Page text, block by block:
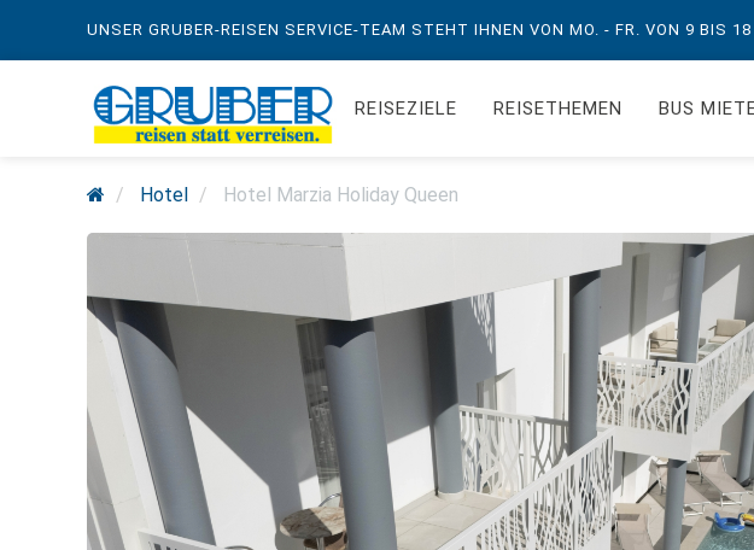
UNSER GRUBER-REISEN SERVICE-TEAM STEHT IHNEN VON MO. - FR. VON 9 BIS
REISEZIELE REISETHEMEN BUS
Hotel Hotel Marzia Holiday Queen